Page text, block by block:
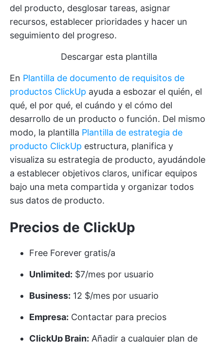
del producto, desglosar tareas, asignar
recursos, establecer prioridades y hacer un
seguimiento del progreso.
Descargar esta plantilla
En Plantilla de documento de requisitos de
productos ClickUp ayuda a esbozar el quién, el
qué, el por qué, el cuándo y el cómo del
desarrollo de un producto o función. Del mismo
modo, la plantilla Plantilla de estrategia de
producto ClickUp estructura, planifica y
visualiza su estrategia de producto, ayudándole
a establecer objetivos claros, unificar equipos
bajo una meta compartida y organizar todos
sus datos de producto.
Precios de ClickUp
Free Forever gratis/a
Unlimited: $7/mes por usuario
Business: 12 $/mes por usuario
Empresa: Contactar para precios
ClickUp Brain: Añadir a cualquier plan de